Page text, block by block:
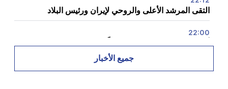
التقى المرشد الأعلى والروحي لإيران ورئيس البلاد
22:00
جميع الأخبار